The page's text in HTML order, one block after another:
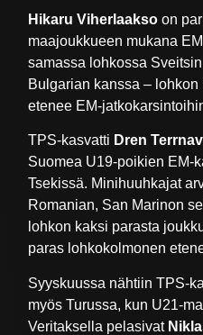
Hikaru Viherlaakso on
maajoukkueen mukana
samassa lohkossa
Bulgarian kanssa – lohkon
etenee EM-
TPS-kasvatti Dren
Suomea U19-poikien EM-
Tsekissä. Minihuuhkajat
Romanian, San Marinon
lohkon kaksi parasta
paras lohkokolmonen
Syyskuussa nähtiin TPS-
myös Turussa, kun U21-
Veritaksella pelasivat